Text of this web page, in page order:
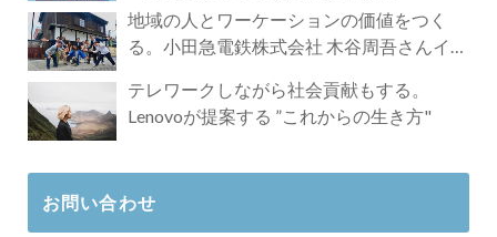
地域の人とワーケーションの価値をつく
る。小田急電鉄株式会社 木谷周吾さんイン
テレワークしながら社会貢献もする。
Lenovoが提案する ”これからの生き方"
お問い合わせ